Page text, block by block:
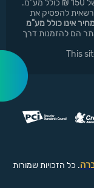
גרפית ( סקיצה ). ביטול ההזמנה יחוייב בסכום של 150 ₪ כולל מע"מ.
להפסיק את
אינו כולל מע"מ
הם להזמנות דרך
This
. כל הזכויות שמורות